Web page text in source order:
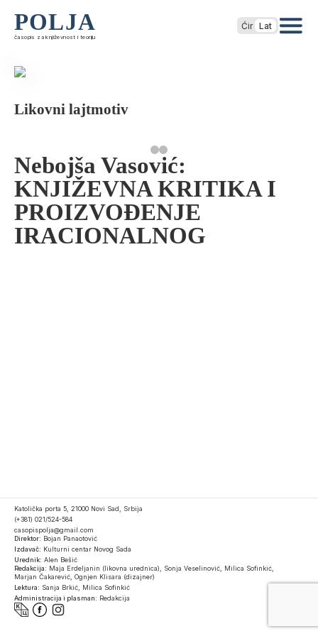
POLJA
časopis za književnost i teoriju
Ćir Lat
Likovni lajtmotiv
Nebojša Vasović:
KNJIŽEVNA KRITIKA I
PROIZVOĐENJE
IRACIONALNOG
Katolička porta 5, 21000 Novi Sad, Srbija
(+381) 021/524-584
casopispolja@gmail.com
Direktor: Bojan Panaotović
Izdavač: Kulturni centar Novog Sada
Urednik: Alen Bešić
Redakcija: Maja Erdeljanin (likovna urednica), Sonja Veselinović, Milica Sofinkić,
Marjan Čakarević, Ognjen Klisara (dizajner)
Lektura: Sanja Brkić, Milica Sofinkić
Administracija i plasman: Redakcija